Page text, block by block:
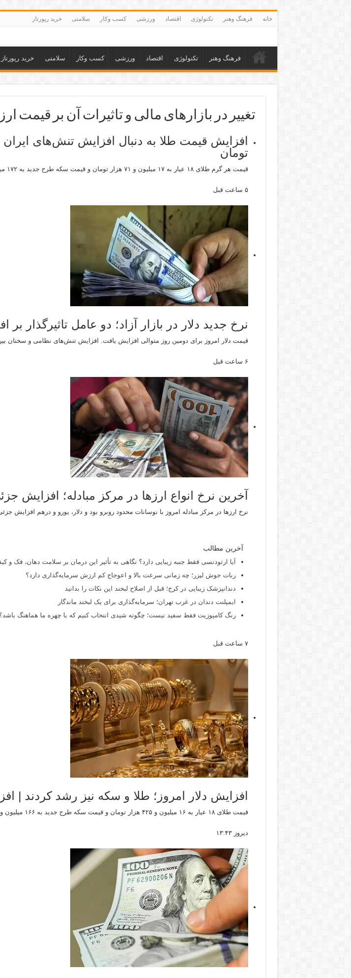
خانه فرهنگ وهنر تکنولوژی اقتصاد ورزشی کسب وکار سلامتی خرید رپورتاز
فرهنگ وهنر تکنولوژی اقتصاد ورزشی کسب وکار سلامتی خرید رپورتاز
تغییر در بازارهای مالی و تاثیرات آن بر قیمت
تومان
قیمت هر گرم طلای ۱۸ عیار به ۱۷ میلیون و ۷۱ هزار تومان و قیمت سکه طرح جدید به ۱۷۲ میلیون و ۵۰۰ هزار تومان رسید.
۵ ساعت قبل
نرخ جدید دلار در بازار آزاد؛ دو عامل تاثیرگذار بر
قیمت دلار امروز برای دومین روز متوالی افزایش یافت. افزایش تنش‌های نظامی و سخنان
۶ ساعت قبل
آخرین نرخ انواع ارزها در مرکز مبادله؛ افزایش
نرخ ارزها در مرکز مبادله امروز با نوسانات محدود روبرو بود و دلار، یورو و درهم افزایش
آخرین مطالب
آیا ارتودنسی فقط جنبه زیبایی دارد؟ نگاهی به تأثیر این درمان بر سلامت دهان، فک و
ربات جوش لیزر؛ چه زمانی سرعت بالا و اعوجاج کم ارزش سرمایه‌گذاری دارد؟
دندانپزشک زیبایی در کرج؛ قبل از اصلاح لبخند این نکات را بدانید
ایمپلنت دندان در غرب تهران؛ سرمایه‌گذاری برای یک لبخند ماندگار
رنگ کامپوزیت فقط سفید نیست؛ چگونه شیدی انتخاب کنیم که با چهره ما هماهنگ باشد؟
۷ ساعت قبل
افزایش دلار امروز؛ طلا و سکه نیز رشد کردند | افزایش قیمت
قیمت طلای ۱۸ عیار به ۱۶ میلیون و ۴۲۵ هزار تومان و قیمت سکه طرح جدید به ۱۶۶ میلیون و ۵۰۰ هزار تومان اعلام شد.
دیروز ۱۳:۴۳